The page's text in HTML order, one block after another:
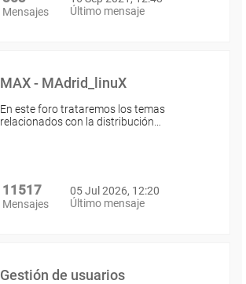
Mensajes
Último mensaje
MAX - MAdrid_linuX
En este foro trataremos los temas
relacionados con la distribución…
11517
Mensajes
05 Jul 2026, 12:20
Último mensaje
Gestión de usuarios